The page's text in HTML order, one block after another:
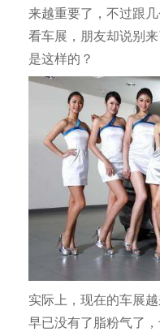
来越重要了，不过跟
看车展，朋友却说别
是这样的？
实际上，现在的车展
早已没有了脂粉气了